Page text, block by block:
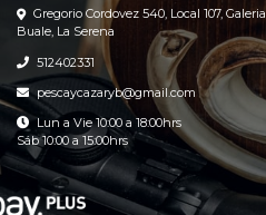
Gregorio Cordovez 540, Local 107, Galeria
Buale, La Serena
512402331
pescaycazaryb@gmail.com
Lun a Vie 10:00 a 18:00hrs
Sáb 10:00 a 15:00hrs